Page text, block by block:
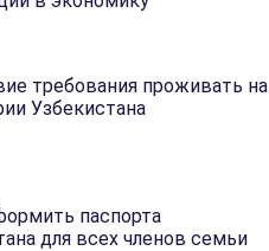
требования проживать на
Узбекистана
паспорта
для всех членов семьи